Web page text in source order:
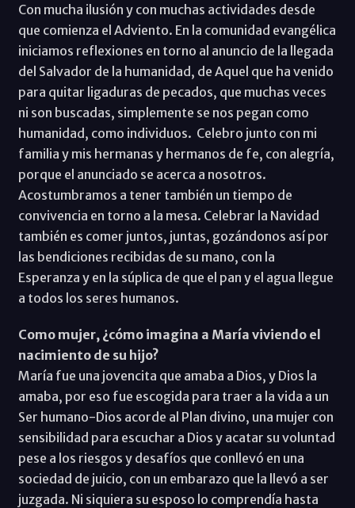
Con mucha ilusión y con muchas actividades desde
que comienza el Adviento. En la comunidad evangélica
iniciamos reflexiones en torno al anuncio de la llegada
del Salvador de la humanidad, de Aquel que ha venido
para quitar ligaduras de pecados, que muchas veces
ni son buscadas, simplemente se nos pegan como
humanidad, como individuos. Celebro junto con mi
familia y mis hermanas y hermanos de fe, con alegría,
porque el anunciado se acerca a nosotros.
Acostumbramos a tener también un tiempo de
convivencia en torno a la mesa. Celebrar la Navidad
también es comer juntos, juntas, gozándonos así por
las bendiciones recibidas de su mano, con la
Esperanza y en la súplica de que el pan y el agua llegue
a todos los seres humanos.
Como mujer, ¿cómo imagina a María viviendo el
nacimiento de su hijo?
María fue una jovencita que amaba a Dios, y Dios la
amaba, por eso fue escogida para traer a la vida a un
Ser humano-Dios acorde al Plan divino, una mujer con
sensibilidad para escuchar a Dios y acatar su voluntad
pese a los riesgos y desafíos que conllevó en una
sociedad de juicio, con un embarazo que la llevó a ser
juzgada. Ni siquiera su esposo lo comprendía hasta